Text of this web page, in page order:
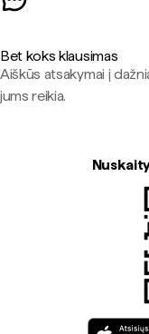
Bet koks klausimas
Aiškūs atsakymai į
jums reikia.